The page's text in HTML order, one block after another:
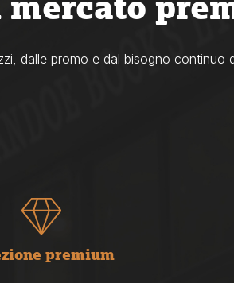
dalle promo e dal bisogno continuo
premium